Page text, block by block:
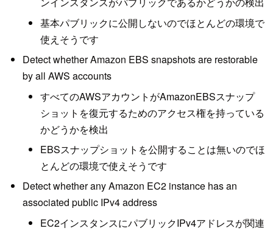
基本パブリックに公開しないのでほとんどの環境で
使えそうです
Detect whether Amazon EBS snapshots are restorable
by all AWS accounts
すべてのAWSアカウントがAmazonEBSスナップ
ショットを復元するためのアクセス権を持っている
かどうかを検出
EBSスナップショットを公開することは無いのでほ
とんどの環境で使えそうです
Detect whether any Amazon EC2 instance has an
associated public IPv4 address
EC2インスタンスにパブリックIPv4アドレスが関連